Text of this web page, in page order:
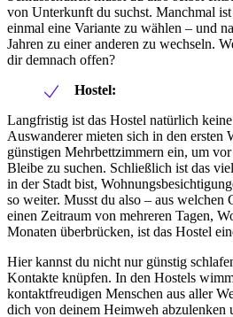
von Unterkunft du suchst. Manchmal
einmal eine Variante zu wählen – und
Jahren zu einer anderen zu wechseln.
dir demnach offen?
Hostel:
Langfristig ist das Hostel natürlich
Auswanderer mieten sich in den ersten
günstigen Mehrbettzimmern ein, um
Bleibe zu suchen. Schließlich ist das
in der Stadt bist,
so weiter. Musst du also – aus welchen
einen Zeitraum von mehreren Tagen,
Monaten überbrücken, ist das Hostel
Hier kannst du nicht nur günstig
Kontakte knüpfen. In den Hostels
kontaktfreudigen Menschen aus aller
dich von deinem Heimweh abzulenken